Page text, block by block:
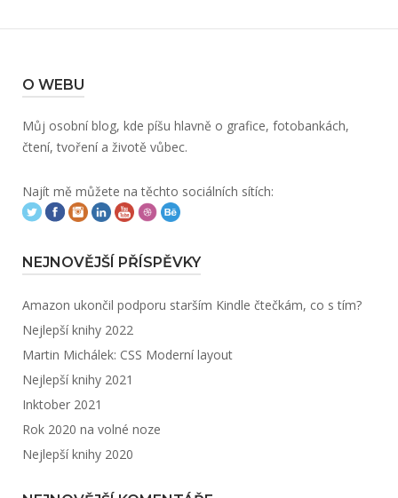
O WEBU
Můj osobní blog, kde píšu hlavně o grafice, fotobankách,
čtení, tvoření a životě vůbec.
Najít mě můžete na těchto sociálních sítích:
NEJNOVĚJŠÍ PŘÍSPĚVKY
Amazon ukončil podporu starším Kindle čtečkám, co s tím?
Nejlepší knihy 2022
Martin Michálek: CSS Moderní layout
Nejlepší knihy 2021
Inktober 2021
Rok 2020 na volné noze
Nejlepší knihy 2020